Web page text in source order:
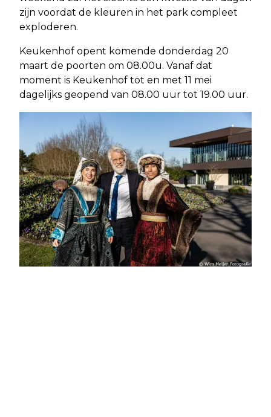
zijn voordat de kleuren in het park compleet
exploderen.
Keukenhof opent komende donderdag 20
maart de poorten om 08.00u. Vanaf dat
moment is Keukenhof tot en met 11 mei
dagelijks geopend van 08.00 uur tot 19.00 uur.